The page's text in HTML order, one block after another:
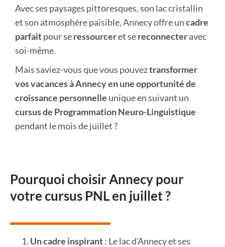
Avec ses paysages pittoresques, son lac cristallin
et son atmosphère paisible, Annecy offre uncadre
parfaitpour seressourceret sereconnecteravec
soi-même.
Mais saviez-vous que vous pouveztransformer
vos vacances à Annecy en une opportunité de
croissance personnelle unique en suivant un
cursus de Programmation Neuro-Linguistique
pendant le mois de juillet ?
Pourquoi choisir Annecy pour
votre cursus PNL en juillet ?
Un cadre inspirant: Le lac d’Annecy et ses